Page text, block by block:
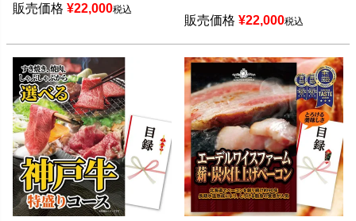
販売価格 ¥22,000税込
販売価格 ¥22,000税込